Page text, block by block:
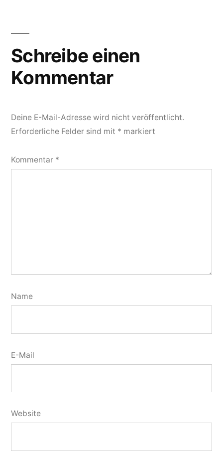
Schreibe einen
Kommentar
Deine E-Mail-Adresse wird nicht veröffentlicht.
Erforderliche Felder sind mit * markiert
Kommentar *
Name
E-Mail
Website